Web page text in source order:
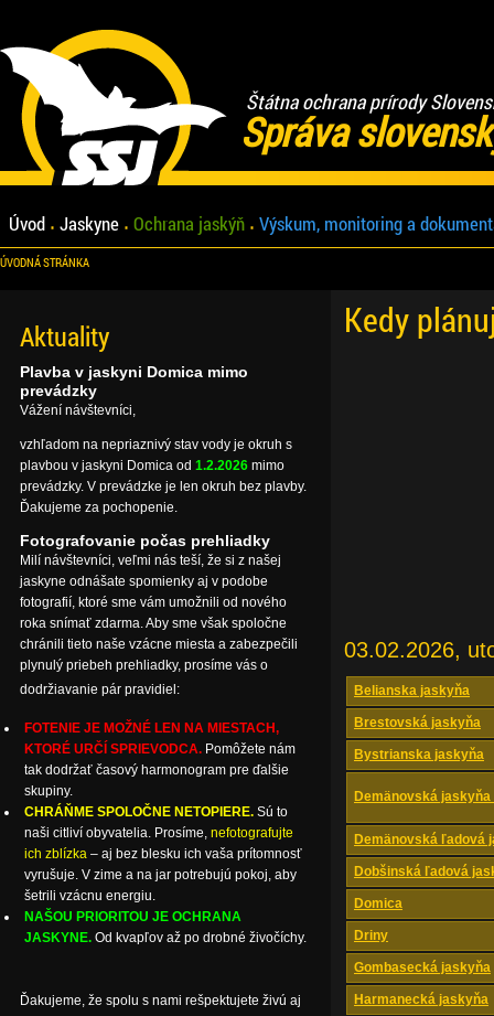
Štátna ochrana prírody
Správa
Úvod Jaskyne Ochrana jaskýň Výskum, monitoring a
ÚVODNÁ STRÁNKA
Kedy
03.02.2026,
Belianska jaskyňa
Brestovská jaskyňa
Bystrianska jaskyňa
Demänovská
Demänovská ľadová
Dobšinská ľadová
Domica
Driny
Gombasecká jaskyňa
Harmanecká jaskyňa
Aktuality
Plavba v jaskyni Domica mimo
prevádzky
Vážení návštevníci,
vzhľadom na nepriaznivý stav vody je okruh s
plavbou v jaskyni Domica od 1.2.2026 mimo
prevádzky. V prevádzke je len okruh bez plavby.
Ďakujeme za pochopenie.
Fotografovanie počas prehliadky
Milí návštevníci, veľmi nás teší, že si z našej
jaskyne odnášate spomienky aj v podobe
fotografií, ktoré sme vám umožnili od nového
roka snímať zdarma. Aby sme však spoločne
chránili tieto naše vzácne miesta a zabezpečili
plynulý priebeh prehliadky, prosíme vás o
dodržiavanie pár pravidiel:
FOTENIE JE MOŽNÉ LEN NA MIESTACH,
KTORÉ URČÍ SPRIEVODCA. Pomôžete nám
tak dodržať časový harmonogram pre ďalšie
skupiny.
CHRÁŇME SPOLOČNE NETOPIERE. Sú to
naši citliví obyvatelia. Prosíme, nefotografujte
ich zblízka – aj bez blesku ich vaša prítomnosť
vyrušuje. V zime a na jar potrebujú pokoj, aby
šetrili vzácnu energiu.
NAŠOU PRIORITOU JE OCHRANA
JASKYNE. Od kvapľov až po drobné živočíchy.
Ďakujeme, že spolu s nami rešpektujete živú aj